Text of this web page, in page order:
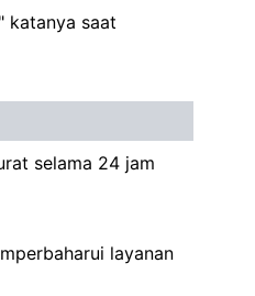
katanya saat
selama 24 jam
layanan